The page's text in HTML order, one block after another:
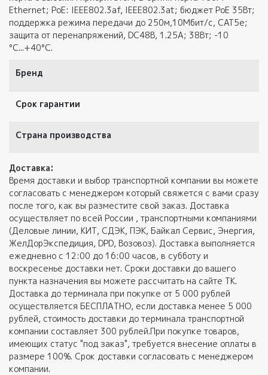
Ethernet; PoE: IEEE802.3af, IEEE802.3at; бюджет PoE 35Вт;
поддержка режима передачи до 250м,10Мбит/с, CAT5e;
защита от перенапряжений, DC48В, 1.25A; 38Вт; -10
°C...+40°C.
Бренд
Срок гарантии
Страна производства
Доставка:
Время доставки и выбор транспортной компании вы можете
согласовать с менеджером который свяжется с вами сразу
после того, как вы разместите свой заказ. Доставка
осуществляет по всей России , транспортными компаниями
(Деловые линии, КИТ, СДЭК, ПЭК, Байкал Сервис, Энергия,
ЖелДорЭкспедиция, DPD, Возовоз). Доставка выполняется
ежедневно с 12:00 до 16:00 часов, в субботу и
воскресенье доставки нет. Сроки доставки до вашего
пункта назначения вы можете рассчитать на сайте ТК.
Доставка до терминала при покупке от 5 000 рублей
осуществляется БЕСПЛАТНО, если доставка менее 5 000
рублей, стоимость доставки до терминала транспортной
компании составляет 300 рублей.При покупке товаров,
имеющих статус "под заказ", требуется внесение оплаты в
размере 100%. Срок доставки согласовать с менеджером
компании.